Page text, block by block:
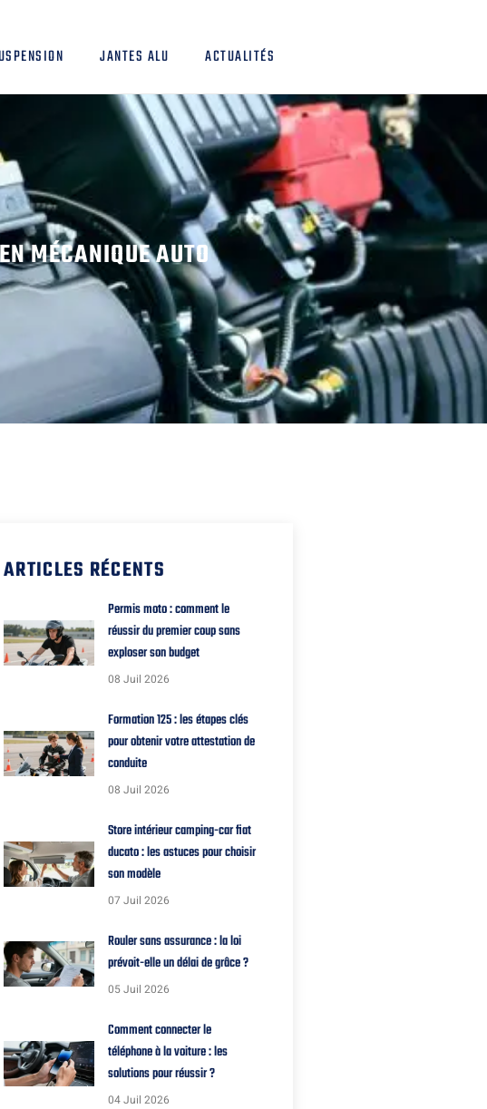
JANTES ALU ACTUALITÉS
MÉCANIQUE AUTO
ARTICLES RÉCENTS
Permis moto : comment le
réussir du premier coup sans
exploser son budget
08 Juil 2026
Formation 125 : les étapes clés
pour obtenir votre attestation de
conduite
08 Juil 2026
Store intérieur camping-car fiat
ducato : les astuces pour choisir
son modèle
07 Juil 2026
Rouler sans assurance : la loi
prévoit-elle un délai de grâce ?
05 Juil 2026
Comment connecter le
téléphone à la voiture : les
solutions pour réussir ?
04 Juil 2026